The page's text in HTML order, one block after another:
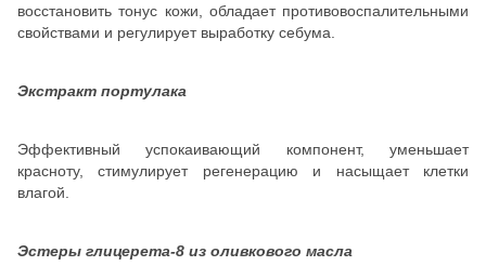
восстановить тонус кожи, обладает противовоспалительными
свойствами и регулирует выработку себума.
Экстракт портулака
Эффективный успокаивающий компонент, уменьшает
красноту, стимулирует регенерацию и насыщает клетки
влагой.
Эстеры глицерета-8 из оливкового масла